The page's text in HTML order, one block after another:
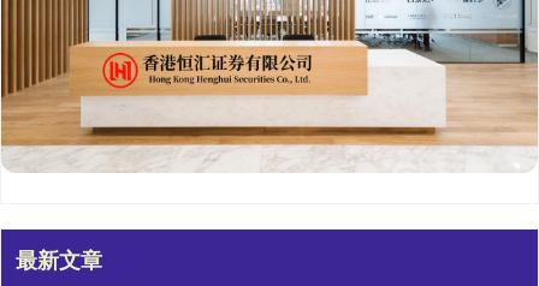
最新文章